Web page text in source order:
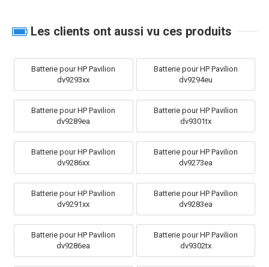
Les clients ont aussi vu ces produits
Batterie pour HP Pavilion
dv9293xx
Batterie pour HP Pavilion
dv9294eu
Batterie pour HP Pavilion
dv9289ea
Batterie pour HP Pavilion
dv9301tx
Batterie pour HP Pavilion
dv9286xx
Batterie pour HP Pavilion
dv9273ea
Batterie pour HP Pavilion
dv9291xx
Batterie pour HP Pavilion
dv9283ea
Batterie pour HP Pavilion
dv9286ea
Batterie pour HP Pavilion
dv9302tx